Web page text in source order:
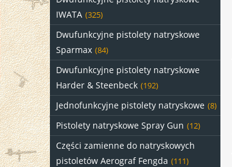
IWATA (325)
Dwufunkcyjne pistolety natryskowe
Sparmax (84)
Dwufunkcyjne pistolety natryskowe
Harder & Steenbeck (192)
Jednofunkcyjne pistolety natryskowe (8)
Pistolety natryskowe Spray Gun (12)
Części zamienne do natryskowych
pistoletów Aerograf Fengda (111)